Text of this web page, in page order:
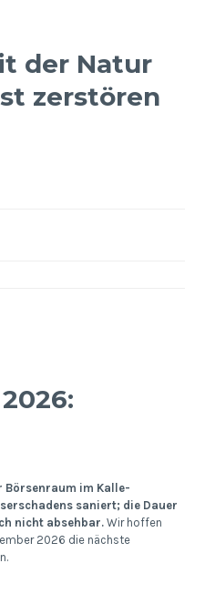
der Natur
zerstören
Börsenraum im Kalle-
saniert; die Dauer
nicht absehbar. Wir hoffen
2026 die nächste